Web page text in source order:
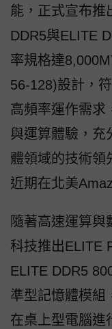
能，正式宣布推
DDR5與ELITE
率規格達
56-128)設計，
高頻率運作需求
與運算體驗，充
體領域的技術領
近期在北美
隨著高速運算與
科技推出ELITE
ELITE DDR5
準型記憶體模組
在桌上型電腦進